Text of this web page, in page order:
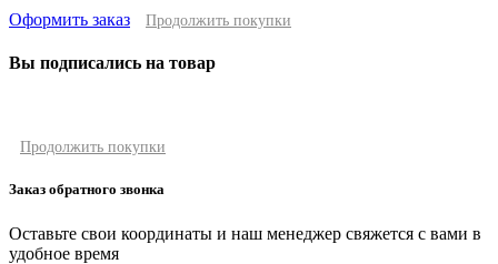
Оформить заказ Продолжить покупки
Вы подписались на товар
Продолжить покупки
Заказ обратного звонка
Оставьте свои координаты и наш менеджер свяжется с вами в
удобное время